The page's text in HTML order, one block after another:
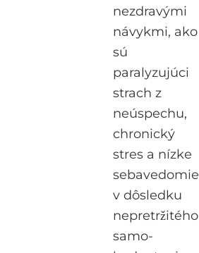
nezdravými
návykmi, ako
sú
paralyzujúci
strach z
neúspechu,
chronický
stres a nízke
sebavedomie
v dôsledku
nepretržitého
samo-